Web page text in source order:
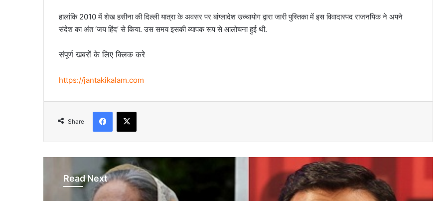
हालांकि 2010 में शेख हसीना की दिल्ली यात्रा के अवसर पर बांग्लादेश उच्चायोग द्वारा जारी पुस्तिका में इस विवादास्पद राजनयिक ने अपने
संदेश का अंत ‘जय हिंद’ से किया. उस समय इसकी व्यापक रूप से आलोचना हुई थी.
संपूर्ण खबरों के लिए क्लिक करे
https://jantakikalam.com
Share
Facebook
X
Read Next
भारी, चीन ने तिब्बती अफसर को दी सख्त सजा
सत्ता से बेदखल होने के बाद पहली बार दुनिया के
सामने आएंगी शेख हसीना, बताएंगी आगे का प्लान!